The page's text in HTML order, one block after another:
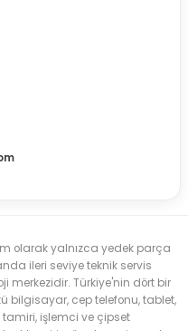
olarak yalnızca yedek parça
ileri seviye teknik servis
merkezidir. Türkiye'nin dört bir
bilgisayar, cep telefonu, tablet,
işlemci ve çipset